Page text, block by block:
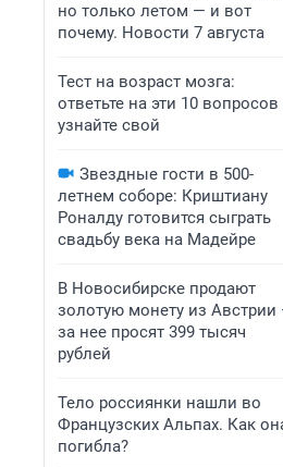
но только летом — и вот
почему. Новости 7 августа
Тест на возраст мозга:
ответьте на эти 10 вопросов
узнайте свой
Звездные гости в 500-
летнем соборе: Криштиану
Роналду готовится сыграть
свадьбу века на Мадейре
В Новосибирске продают
золотую монету из Австрии
за нее просят 399 тысяч
рублей
Тело россиянки нашли во
Французских Альпах. Как
погибла?